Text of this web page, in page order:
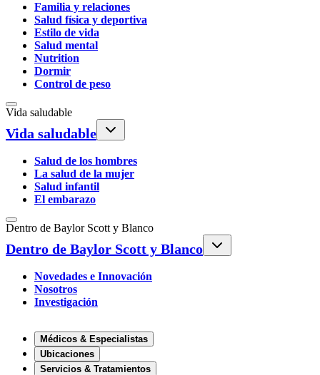
Familia y relaciones
Salud física y deportiva
Estilo de vida
Salud mental
Nutrition
Dormir
Control de peso
Vida saludable
Vida saludable
Salud de los hombres
La salud de la mujer
Salud infantil
El embarazo
Dentro de Baylor Scott y Blanco
Dentro de Baylor Scott y Blanco
Novedades e Innovación
Nosotros
Investigación
Médicos & Especialistas
Ubicaciones
Servicios & Tratamientos